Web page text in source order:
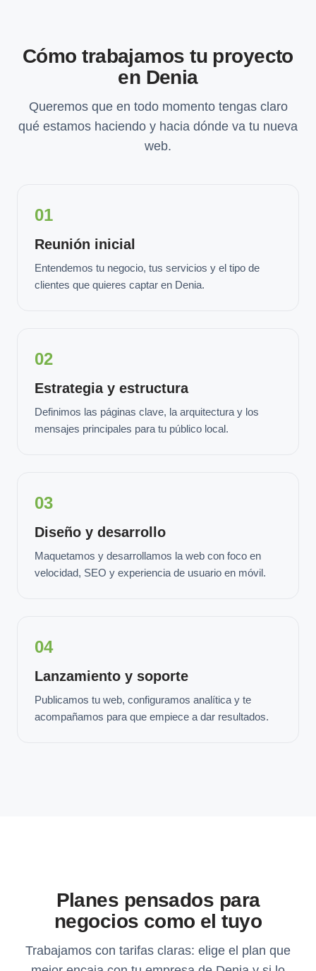
Cómo trabajamos tu proyecto
en Denia
Queremos que en todo momento tengas claro
qué estamos haciendo y hacia dónde va tu nueva
web.
01
Reunión inicial
Entendemos tu negocio, tus servicios y el tipo de
clientes que quieres captar en Denia.
02
Estrategia y estructura
Definimos las páginas clave, la arquitectura y los
mensajes principales para tu público local.
03
Diseño y desarrollo
Maquetamos y desarrollamos la web con foco en
velocidad, SEO y experiencia de usuario en móvil.
04
Lanzamiento y soporte
Publicamos tu web, configuramos analítica y te
acompañamos para que empiece a dar resultados.
Planes pensados para
negocios como el tuyo
Trabajamos con tarifas claras: elige el plan que